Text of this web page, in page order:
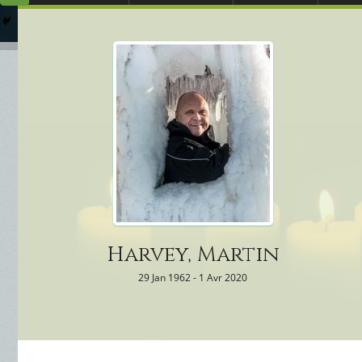
Columbarium
Services Funéraires
Harvey, Martin
29 Jan 1962 - 1 Avr 2020